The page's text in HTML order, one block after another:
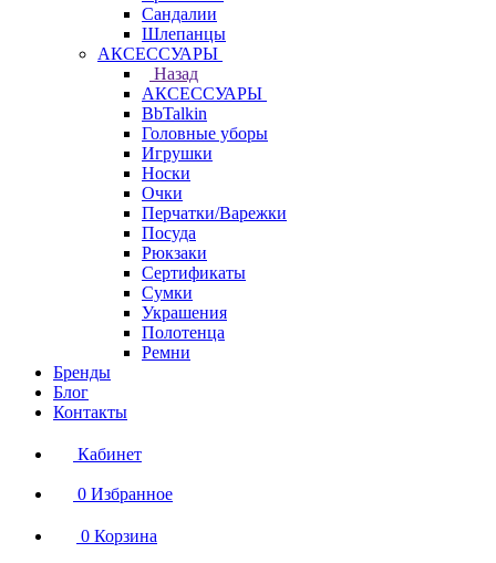
Сандалии
Шлепанцы
АКСЕССУАРЫ
Назад
АКСЕССУАРЫ
BbTalkin
Головные уборы
Игрушки
Носки
Очки
Перчатки/Варежки
Посуда
Рюкзаки
Сертификаты
Сумки
Украшения
Полотенца
Ремни
Бренды
Блог
Контакты
Кабинет
0 Избранное
0 Корзина